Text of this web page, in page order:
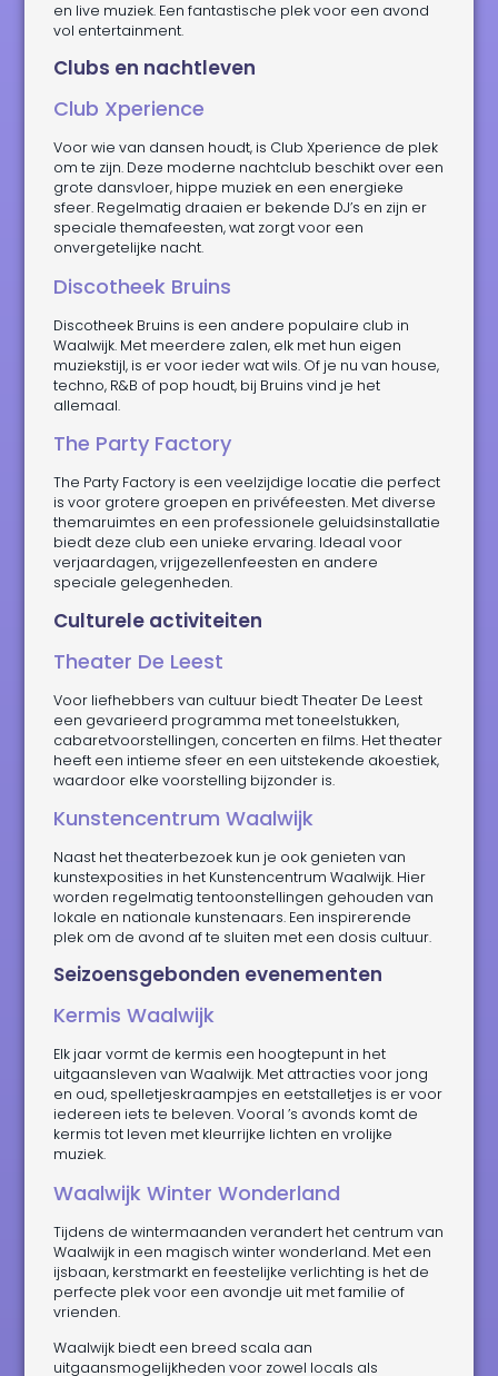
en live muziek. Een fantastische plek voor een avond
vol entertainment.
Clubs en nachtleven
Club Xperience
Voor wie van dansen houdt, is Club Xperience de plek
om te zijn. Deze moderne nachtclub beschikt over een
grote dansvloer, hippe muziek en een energieke
sfeer. Regelmatig draaien er bekende DJ’s en zijn er
speciale themafeesten, wat zorgt voor een
onvergetelijke nacht.
Discotheek Bruins
Discotheek Bruins is een andere populaire club in
Waalwijk. Met meerdere zalen, elk met hun eigen
muziekstijl, is er voor ieder wat wils. Of je nu van house,
techno, R&B of pop houdt, bij Bruins vind je het
allemaal.
The Party Factory
The Party Factory is een veelzijdige locatie die perfect
is voor grotere groepen en privéfeesten. Met diverse
themaruimtes en een professionele geluidsinstallatie
biedt deze club een unieke ervaring. Ideaal voor
verjaardagen, vrijgezellenfeesten en andere
speciale gelegenheden.
Culturele activiteiten
Theater De Leest
Voor liefhebbers van cultuur biedt Theater De Leest
een gevarieerd programma met toneelstukken,
cabaretvoorstellingen, concerten en films. Het theater
heeft een intieme sfeer en een uitstekende akoestiek,
waardoor elke voorstelling bijzonder is.
Kunstencentrum Waalwijk
Naast het theaterbezoek kun je ook genieten van
kunstexposities in het Kunstencentrum Waalwijk. Hier
worden regelmatig tentoonstellingen gehouden van
lokale en nationale kunstenaars. Een inspirerende
plek om de avond af te sluiten met een dosis cultuur.
Seizoensgebonden evenementen
Kermis Waalwijk
Elk jaar vormt de kermis een hoogtepunt in het
uitgaansleven van Waalwijk. Met attracties voor jong
en oud, spelletjeskraampjes en eetstalletjes is er voor
iedereen iets te beleven. Vooral ’s avonds komt de
kermis tot leven met kleurrijke lichten en vrolijke
muziek.
Waalwijk Winter Wonderland
Tijdens de wintermaanden verandert het centrum van
Waalwijk in een magisch winter wonderland. Met een
ijsbaan, kerstmarkt en feestelijke verlichting is het de
perfecte plek voor een avondje uit met familie of
vrienden.
Waalwijk biedt een breed scala aan
uitgaansmogelijkheden voor zowel locals als